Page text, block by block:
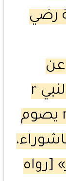
رضي
عن
امرأته عن بعض أزواج النبي r
قالت: «كان رسول الله r يصوم
[رواه